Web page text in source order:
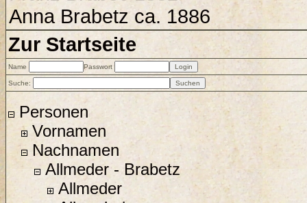
Anna Brabetz ca. 1886
Zur Startseite
Name Passwort
Suche:
Personen
Vornamen
Nachnamen
Allmeder - Brabetz
Allmeder